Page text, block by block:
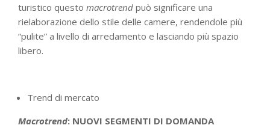
turistico questo macrotrend può significare una
rielaborazione dello stile delle camere, rendendole più
“pulite” a livello di arredamento e lasciando più spazio
libero.
Trend di mercato
Macrotrend: NUOVI SEGMENTI DI DOMANDA